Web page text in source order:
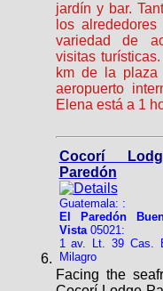
jardín y bar.
los
variedad de
visitas
km de la plaza
aeropuerto
Elena está a 1
Cocorí
Paredón
Guatemala: :
El Paredón
Vista05021:
1 av. Lt. 39 Cas.
Milagro
Facing the